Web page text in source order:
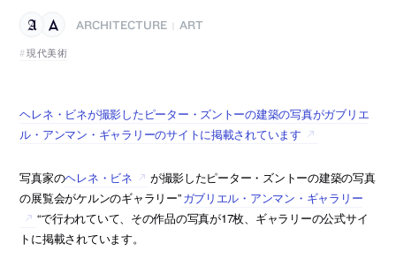
ARCHITECTURE
ART
現代美術
ヘレネ・ビネが撮影したピーター・ズントーの建築の写真がガブリエ
ル・アンマン・ギャラリーのサイトに掲載されています
写真家のヘレネ・ビネ
が撮影したピーター・ズントーの建築の写真
の展覧会がケルンのギャラリー”ガブリエル・アンマン・ギャラリー
“で行われていて、その作品の写真が17枚、ギャラリーの公式サイ
トに掲載されています。